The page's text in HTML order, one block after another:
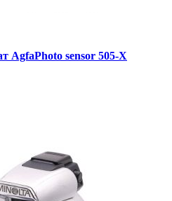
AgfaPhoto sensor 505-X